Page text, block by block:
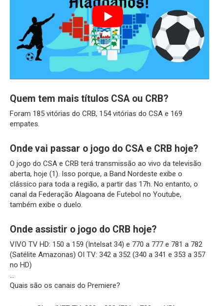
Quem tem mais títulos CSA ou CRB?
Foram 185 vitórias do CRB, 154 vitórias do CSA e 169
empates.
Onde vai passar o jogo do CSA e CRB hoje?
O jogo do CSA e CRB terá transmissão ao vivo da televisão
aberta, hoje (1). Isso porque, a Band Nordeste exibe o
clássico para toda a região, a partir das 17h. No entanto, o
canal da Federação Alagoana de Futebol no Youtube,
também exibe o duelo.
Onde assistir o jogo do CRB hoje?
VIVO TV HD: 150 a 159 (Intelsat 34) e 770 a 777 e 781 a 782
(Satélite Amazonas) OI TV: 342 a 352 (340 a 341 e 353 a 357
no HD)
…
Quais são os canais do Premiere?